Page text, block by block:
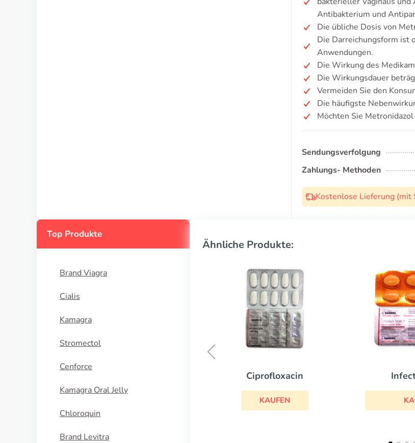
Antibakterium und
Die übliche Dosis von
Die Darreichungsform ist
Anwendungen.
Die Wirkung des
Die Wirkungsdauer
Vermeiden Sie den
Die häufigste
Möchten Sie
Sendungsverfolgung
Zahlungs- Methoden
Kostenlose Lieferung
Top Produkte
Brand Viagra
Cialis
Kamagra
Stromectol
Cenforce
Kamagra Oral Jelly
Chloroquin
Brand Levitra
Ähnliche Produkte:
Infectomycin